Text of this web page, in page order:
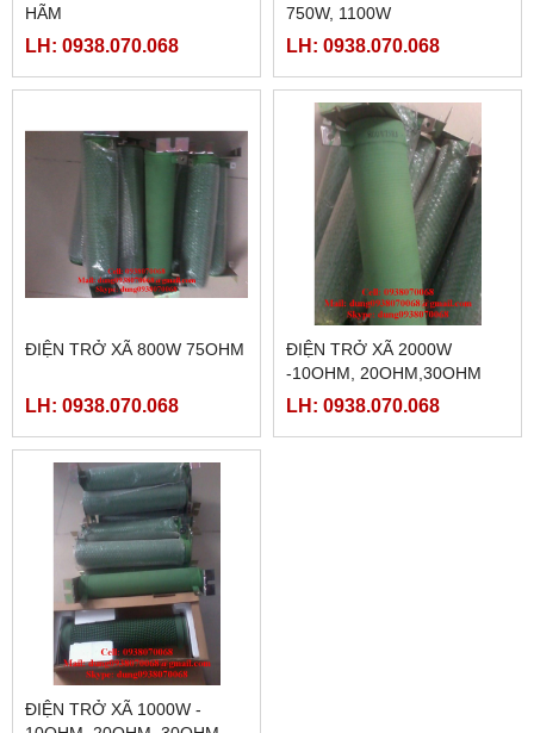
HÃM
LH: 0938.070.068
750W, 1100W
LH: 0938.070.068
ĐIỆN TRỞ XÃ 800W 75OHM
LH: 0938.070.068
ĐIỆN TRỞ XÃ 2000W
-10OHM, 20OHM,30OHM
LH: 0938.070.068
ĐIỆN TRỞ XÃ 1000W -